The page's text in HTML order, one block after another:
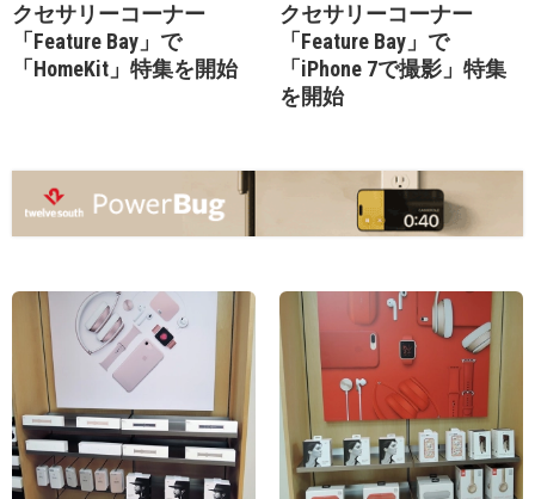
クセサリーコーナー
「Feature Bay」で
「HomeKit」特集を開始
クセサリーコーナー
「Feature Bay」で
「iPhone 7で撮影」特集
を開始